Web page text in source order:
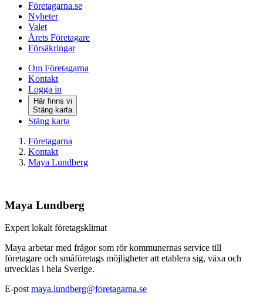
Företagarna.se
Nyheter
Valet
Årets Företagare
Försäkringar
Om Företagarna
Kontakt
Logga in
Här finns vi
Stäng karta
Stäng karta
Företagarna
Kontakt
Maya Lundberg
Maya Lundberg
Expert lokalt företagsklimat
Maya arbetar med frågor som rör kommunernas service till
företagare och småföretags möjligheter att etablera sig, växa och
utvecklas i hela Sverige.
E-post maya.lundberg@foretagarna.se